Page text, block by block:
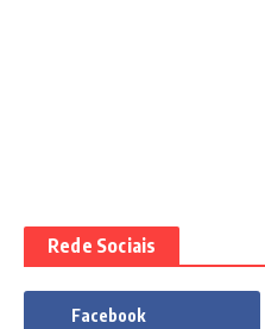
Rede Sociais
Facebook